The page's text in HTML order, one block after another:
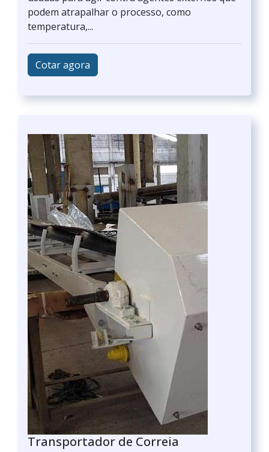
podem atrapalhar o processo, como
temperatura,...
Cotar agora
Transportador de Correia